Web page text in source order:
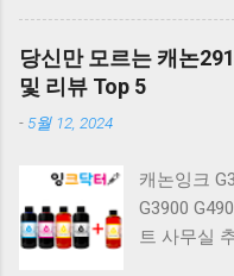
밍 유선키
키보드
계식 키보
베이지
RGB 게이
일반형. 체
당신만 모르는 캐논
및 리뷰 Top 5
- 5월 12, 2024
캐논잉크
G3900
트 사무실